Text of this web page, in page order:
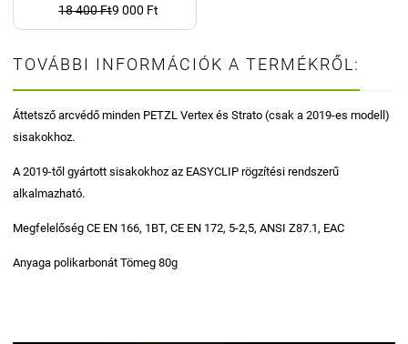
18 400 Ft9 000 Ft
TOVÁBBI INFORMÁCIÓK A TERMÉKRŐL:
Áttetsző arcvédő minden PETZL Vertex és Strato (csak a 2019-es modell)
sisakokhoz.
A 2019-től gyártott sisakokhoz az EASYCLIP rögzítési rendszerű
alkalmazható.
Megfelelőség CE EN 166, 1BT, CE EN 172, 5-2,5, ANSI Z87.1, EAC
Anyaga polikarbonát Tömeg 80g